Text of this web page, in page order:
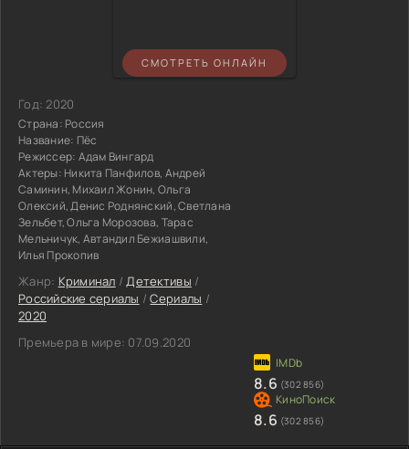
СМОТРЕТЬ ОНЛАЙН
Год:2020
Страна: Россия
Название: Пёс
Режиссер: Адам Вингард
Актеры: Никита Панфилов, Андрей
Саминин, Михаил Жонин, Ольга
Олексий, Денис Роднянский, Светлана
Зельбет, Ольга Морозова, Тарас
Мельничук, Автандил Бежиашвили,
Илья Прокопив
Жанр: Криминал /Детективы /
Российские сериалы /Сериалы /
2020
Премьера в мире: 07.09.2020
8.6 (302 856)
8.6 (302 856)